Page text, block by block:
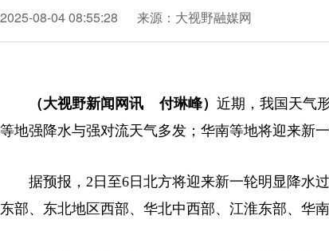
2025-08-04 08:55:28 来源：大视野融媒网
（大视野新闻网讯 付琳峰） 近期，我国天气
等地强降水与强对流天气多发；华南等地将迎来新
据预报，2日至6日北方将迎来新一轮明显降水过
东部、东北地区西部、华北中西部、江淮东部、华